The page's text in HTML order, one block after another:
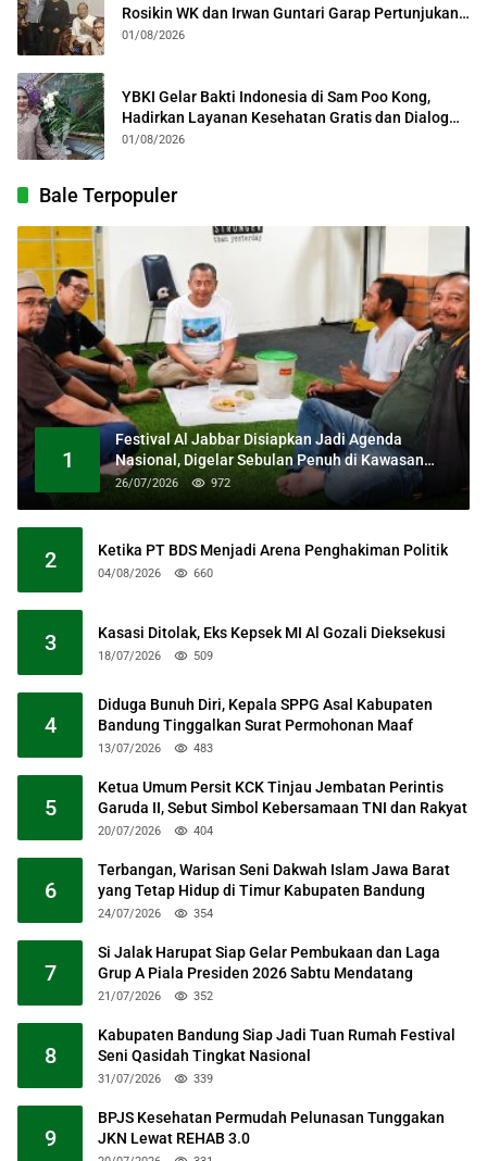
Rosikin WK dan Irwan Guntari Garap Pertunjukan
Kolosal
01/08/2026
YBKI Gelar Bakti Indonesia di Sam Poo Kong,
Hadirkan Layanan Kesehatan Gratis dan Dialog
Kebangsaan
01/08/2026
Bale Terpopuler
1
Festival Al Jabbar Disiapkan Jadi Agenda
Nasional, Digelar Sebulan Penuh di Kawasan
Masjid Raya Al Jabbar
26/07/2026 972
2 Ketika PT BDS Menjadi Arena Penghakiman Politik
04/08/2026 660
3 Kasasi Ditolak, Eks Kepsek MI Al Gozali Dieksekusi
18/07/2026 509
4
Diduga Bunuh Diri, Kepala SPPG Asal Kabupaten
Bandung Tinggalkan Surat Permohonan Maaf
13/07/2026 483
5
Ketua Umum Persit KCK Tinjau Jembatan Perintis
Garuda II, Sebut Simbol Kebersamaan TNI dan Rakyat
20/07/2026 404
6
Terbangan, Warisan Seni Dakwah Islam Jawa Barat
yang Tetap Hidup di Timur Kabupaten Bandung
24/07/2026 354
7
Si Jalak Harupat Siap Gelar Pembukaan dan Laga
Grup A Piala Presiden 2026 Sabtu Mendatang
21/07/2026 352
8
Kabupaten Bandung Siap Jadi Tuan Rumah Festival
Seni Qasidah Tingkat Nasional
31/07/2026 339
9
BPJS Kesehatan Permudah Pelunasan Tunggakan
JKN Lewat REHAB 3.0